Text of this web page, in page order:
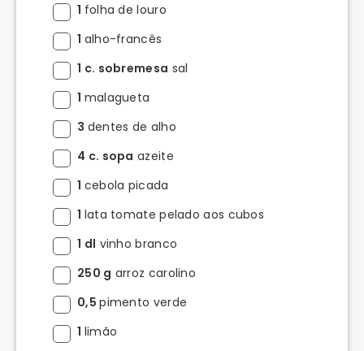
1 folha de louro
1 alho-francês
1 c. sobremesa sal
1 malagueta
3 dentes de alho
4 c. sopa azeite
1 cebola picada
1 lata tomate pelado aos cubos
1 dl vinho branco
250 g arroz carolino
0,5pimento verde
1 limão